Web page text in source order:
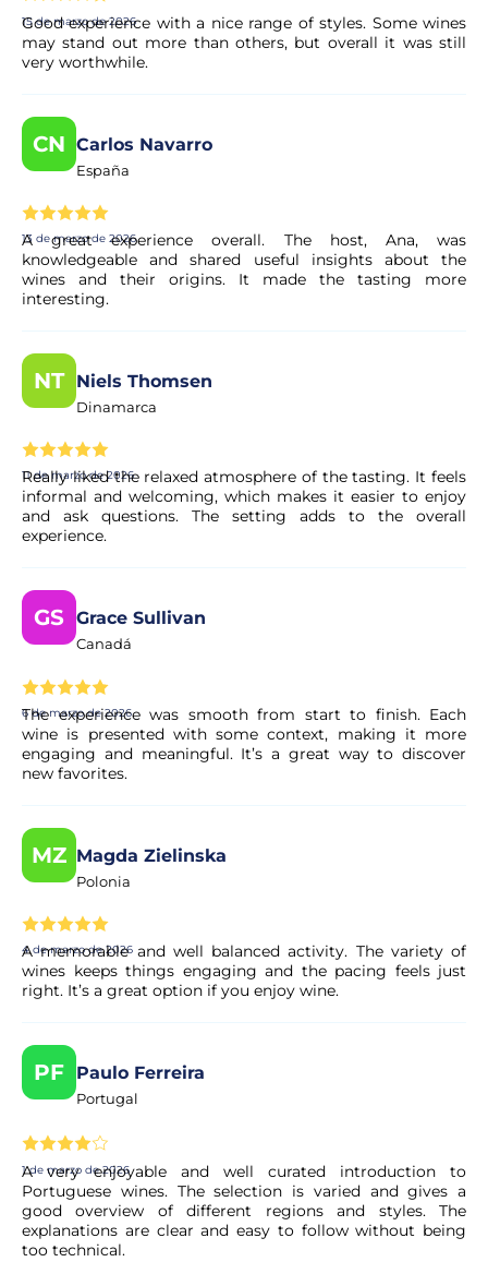
Sí, su reserva se procesa al instante. Nuestro colaborador
realiza una validación rápida para garantizar la
disponibilidad. En unos instantes, recibirá la confirmación
¿Es seguro realizar el pago?
Sí. Todos los pagos se procesan a través de sistemas
seguros y encriptados, lo que garantiza la total protección
de sus datos personales y financieros.
15 de marzo de 2026
Good experience with a nice range of styles. Some wines
may stand out more than others, but overall it was still
very worthwhile.
CN Carlos Navarro
España
13 de marzo de 2026
A great experience overall. The host, Ana, was
knowledgeable and shared useful insights about the
wines and their origins. It made the tasting more
interesting.
NT Niels Thomsen
Dinamarca
11 de marzo de 2026
Really liked the relaxed atmosphere of the tasting. It feels
informal and welcoming, which makes it easier to enjoy
and ask questions. The setting adds to the overall
experience.
GS Grace Sullivan
Canadá
6 de marzo de 2026
The experience was smooth from start to finish. Each
wine is presented with some context, making it more
engaging and meaningful. It’s a great way to discover
new favorites.
MZ Magda Zielinska
Polonia
4 de marzo de 2026
A memorable and well balanced activity. The variety of
wines keeps things engaging and the pacing feels just
right. It’s a great option if you enjoy wine.
PF Paulo Ferreira
Portugal
1 de marzo de 2026
A very enjoyable and well curated introduction to
Portuguese wines. The selection is varied and gives a
good overview of different regions and styles. The
explanations are clear and easy to follow without being
too technical.